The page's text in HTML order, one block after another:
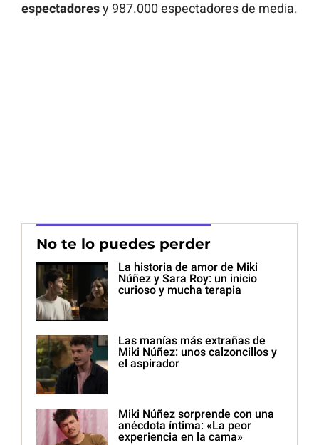
espectadoresy 987.000 espectadores de media.
No te lo puedes perder
La historia de amor de Miki
Núñez y Sara Roy: un inicio
curioso y mucha terapia
Las manías más extrañas de
Miki Núñez: unos calzoncillos y
el aspirador
Miki Núñez sorprende con una
anécdota íntima: «La peor
experiencia en la cama»